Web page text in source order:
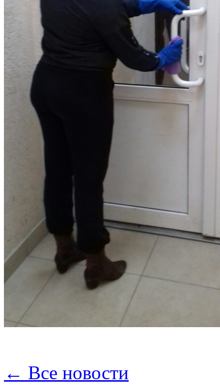
← Все новости